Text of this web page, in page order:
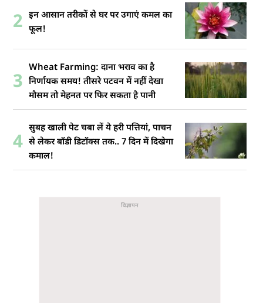
2 इन आसान तरीकों से घर पर उगाएं कमल का
फूल!
3
Wheat Farming: दाना भराव का है
निर्णायक समय! तीसरे पटवन में नहीं देखा
मौसम तो मेहनत पर फिर सकता है पानी
4
सुबह खाली पेट चबा लें ये हरी पत्तियां, पाचन
से लेकर बॉडी डिटॉक्स तक.. 7 दिन में दिखेगा
कमाल!